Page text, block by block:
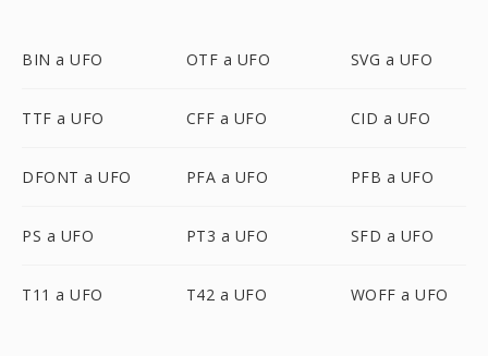
BIN a UFO OTF a UFO SVG a UFO
TTF a UFO CFF a UFO CID a UFO
DFONT a UFO PFA a UFO PFB a UFO
PS a UFO PT3 a UFO SFD a UFO
T11 a UFO T42 a UFO WOFF a UFO